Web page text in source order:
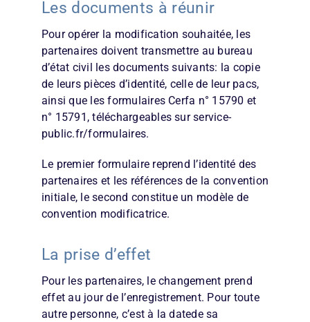
Les documents à réunir
Pour opérer la modification souhaitée, les
partenaires doivent transmettre au bureau
d’état civil les documents suivants: la copie
de leurs pièces d’identité, celle de leur pacs,
ainsi que les formulaires Cerfa n° 15790 et
n° 15791, téléchargeables sur service-
public.fr/formulaires.
Le premier formulaire reprend l’identité des
partenaires et les références de la convention
initiale, le second constitue un modèle de
convention modificatrice.
La prise d’effet
Pour les partenaires, le changement prend
effet au jour de l’enregistrement. Pour toute
autre personne, c’est à la datede sa